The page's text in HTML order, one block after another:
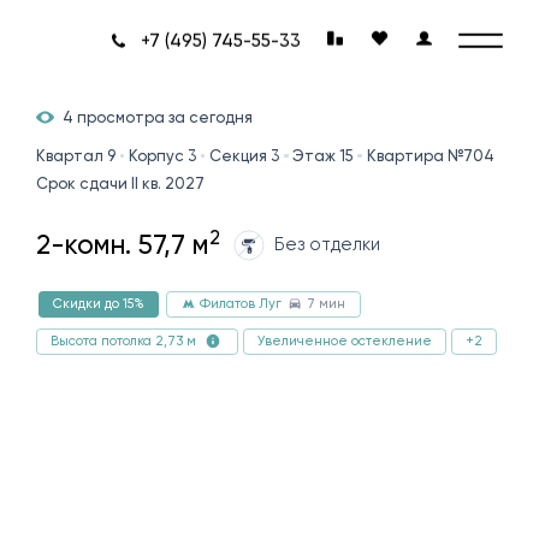
+7 (495) 745-55-33
4 просмотра за сегодня
Квартал 9 Корпус 3 Секция 3 Этаж 15
Квартира №704
Срок сдачи II кв. 2027
2-комн. 57,7 м2 Без отделки
Скидки до 15% Филатов Луг 7 мин
Высота потолка 2,73 м Увеличенное остекление +2